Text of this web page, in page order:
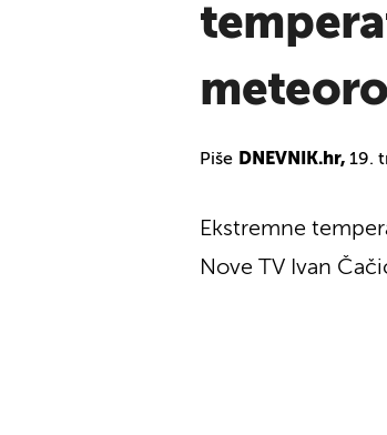
Piše DNEVNIK.hr, 19.
Ekstremne
Nove TV Ivan